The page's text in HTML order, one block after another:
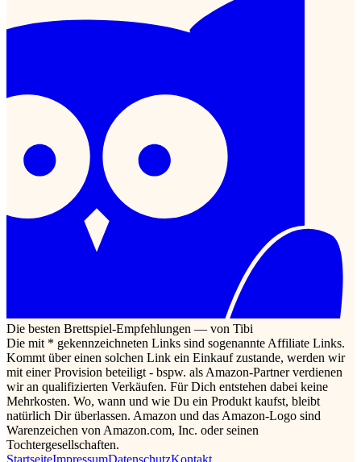
Die besten Brettspiel-Empfehlungen — von Tibi
Die mit * gekennzeichneten Links sind sogenannte Affiliate Links.
Kommt über einen solchen Link ein Einkauf zustande, werden wir
mit einer Provision beteiligt - bspw. als Amazon-Partner verdienen
wir an qualifizierten Verkäufen. Für Dich entstehen dabei keine
Mehrkosten. Wo, wann und wie Du ein Produkt kaufst, bleibt
natürlich Dir überlassen. Amazon und das Amazon-Logo sind
Warenzeichen von Amazon.com, Inc. oder seinen
Tochtergesellschaften.